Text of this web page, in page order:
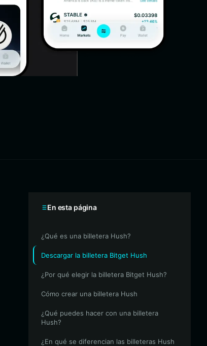
En esta página
¿Qué es una billetera Hush?
Descargar la billetera Bitget Hush
¿Por qué elegir la billetera Bitget Hush?
Cómo crear una billetera Hush
¿Qué puedes hacer con una billetera
Hush?
¿En qué se diferencian las billeteras Hush